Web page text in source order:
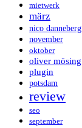
mietwerk
märz
nico danneberg
november
oktober
oliver mösing
plugin
potsdam
review
seo
september